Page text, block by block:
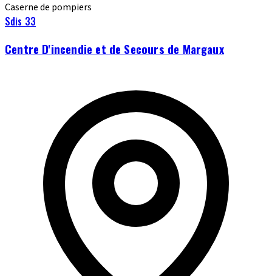
Caserne de pompiers
Sdis 33
Centre D'incendie et de Secours de Margaux